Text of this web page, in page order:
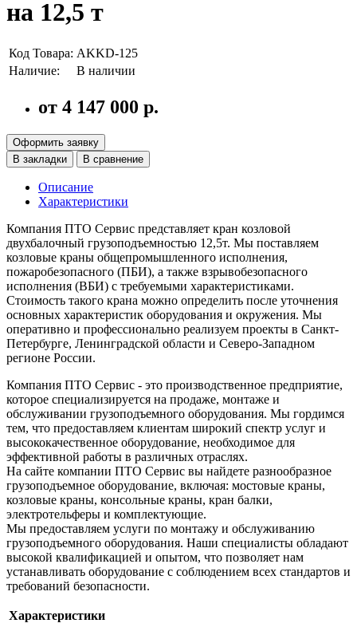
на 12,5 т
Код Товара: AKKD-125
Наличие:
В наличии
от 4 147 000 р.
Оформить заявку
В закладки
В сравнение
Описание
Характеристики
Компания ПТО Сервис представляет кран козловой
двухбалочный грузоподъемностью 12,5т. Мы поставляем
козловые краны общепромышленного исполнения,
пожаробезопасного (ПБИ), а также взрывобезопасного
исполнения (ВБИ) с требуемыми характеристиками.
Стоимость такого крана можно определить после уточнения
основных характеристик оборудования и окружения. Мы
оперативно и профессионально реализуем проекты в Санкт-
Петербурге, Ленинградской области и Северо-Западном
регионе России.
Компания ПТО Сервис - это производственное предприятие,
которое специализируется на продаже, монтаже и
обслуживании грузоподъемного оборудования. Мы гордимся
тем, что предоставляем клиентам широкий спектр услуг и
высококачественное оборудование, необходимое для
эффективной работы в различных отраслях.
На сайте компании ПТО Сервис вы найдете разнообразное
грузоподъемное оборудование, включая: мостовые краны,
козловые краны, консольные краны, кран балки,
электротельферы и комплектующие.
Мы предоставляем услуги по монтажу и обслуживанию
грузоподъемного оборудования. Наши специалисты обладают
высокой квалификацией и опытом, что позволяет нам
устанавливать оборудование с соблюдением всех стандартов и
требований безопасности.
Характеристики